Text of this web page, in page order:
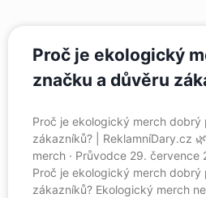
Proč je ekologický
značku a důvěru
Proč je ekologický merch dobrý
zákazníků? | ReklamníDary.cz
merch · Průvodce 29. července
Proč je ekologický merch dobrý
zákazníků? Ekologický merch